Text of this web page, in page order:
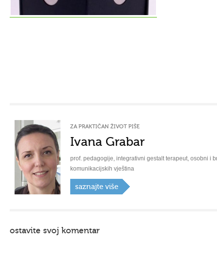
ZA PRAKTIČAN ŽIVOT PIŠE
Ivana Grabar
prof. pedagogije, integrativni gestalt terapeut, osobni i
komunikacijskih vještina
saznajte više
ostavite svoj komentar